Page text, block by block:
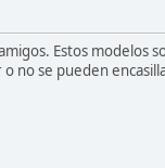
Estos modelos
no se pueden